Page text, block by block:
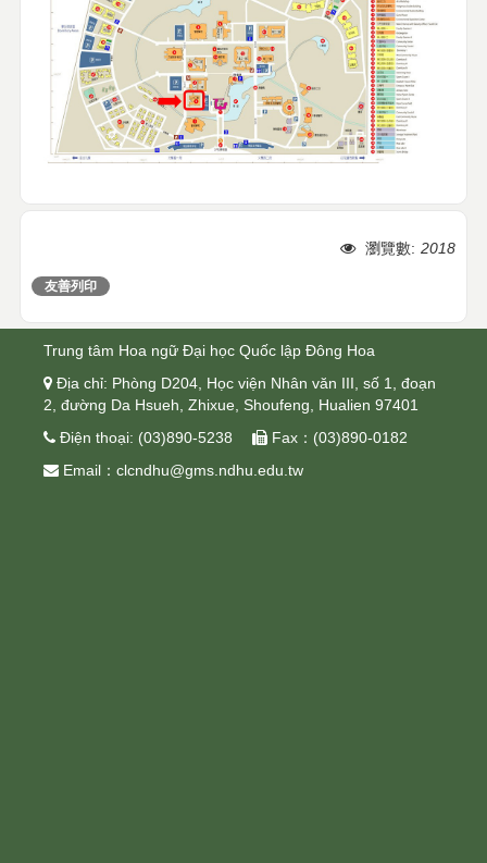
瀏覽數: 2018
友善列印
Trung tâm Hoa ngữ Đại học Quốc lập Đông Hoa
 Địa chỉ: Phòng D204, Học viện Nhân văn III, số 1, đoạn
2, đường Da Hsueh, Zhixue, Shoufeng, Hualien 97401
 Điện thoại: (03)890-5238  Fax：(03)890-0182
 Email：clcndhu@gms.ndhu.edu.tw